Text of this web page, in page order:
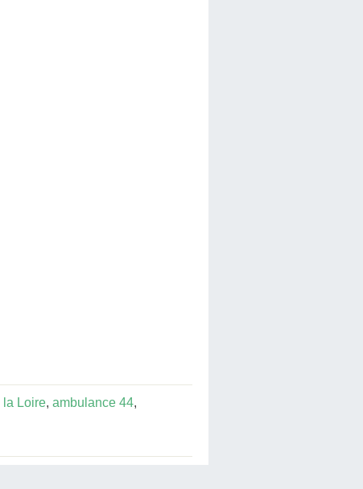
la Loire, ambulance 44,